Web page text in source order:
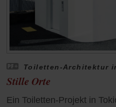
Toiletten-Architektur
Stille Orte
Ein Toiletten-Projekt in